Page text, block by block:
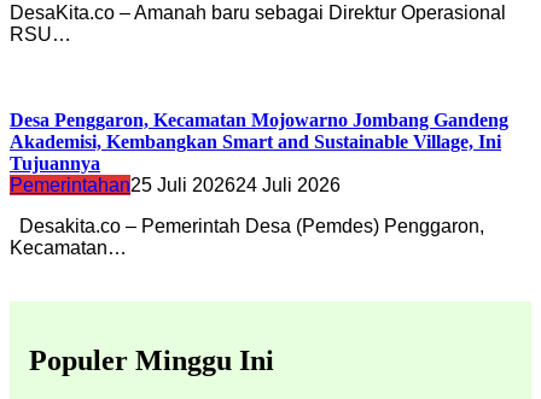
DesaKita.co – Amanah baru sebagai Direktur Operasional
RSU…
Desa Penggaron, Kecamatan Mojowarno Jombang Gandeng
Akademisi, Kembangkan Smart and Sustainable Village, Ini
Tujuannya
Pemerintahan25 Juli 202624 Juli 2026
Desakita.co – Pemerintah Desa (Pemdes) Penggaron,
Kecamatan…
Populer Minggu Ini